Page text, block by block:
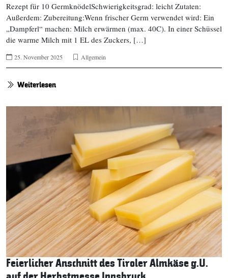
Rezept für 10 GermknödelSchwierigkeitsgrad: leicht Zutaten:
Außerdem: Zubereitung:Wenn frischer Germ verwendet wird: Ein
„Dampferl“ machen: Milch erwärmen (max. 40C). In einer Schüssel
die warme Milch mit 1 EL des Zuckers, […]
25. November 2025 Allgemein
Weiterlesen
Feierlicher Anschnitt des Tiroler Almkäse g.U.